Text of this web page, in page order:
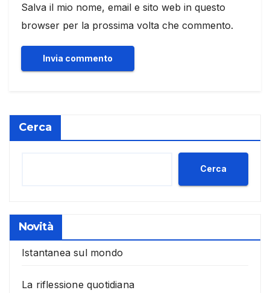
Salva il mio nome, email e sito web in questo
browser per la prossima volta che commento.
Cerca
Cerca
Novità
Istantanea sul mondo
La riflessione quotidiana